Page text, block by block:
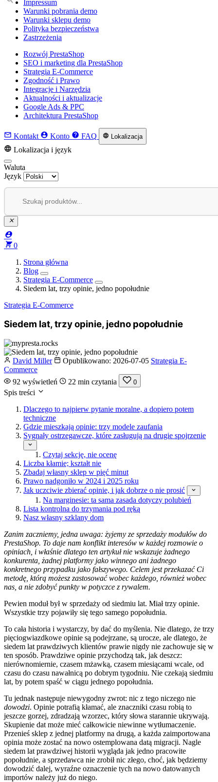
Impressum
Warunki pobrania demo
Warunki sklepu demo
Polityka bezpieczeństwa
Zastrzeżenia
Rozwój PrestaShop
SEO i marketing dla PrestaShop
Strategia E-Commerce
Zgodność i Prawo
Integracje i Narzędzia
Aktualności i aktualizacje
Google Ads & PPC
Architektura PrestaShop
 Kontakt  Konto  FAQ  Lokalizacja
 Lokalizacja i język
Waluta
Język


 0
Strona główna
Blog
Strategia E-Commerce
Siedem lat, trzy opinie, jedno popołudnie
Strategia E-Commerce
Siedem lat, trzy opinie, jedno popołudnie
David Miller Opublikowano: 2026-07-05 Strategia E-
Commerce
92 wyświetleń
22 min czytania 0
Spis treści
Dlaczego to najpierw pytanie moralne, a dopiero potem
techniczne
Gdzie mieszkają opinie: trzy modele zaufania
Sygnały ostrzegawcze, które zasługują na drugie spojrzenie
Czytaj sekcję, nie ocenę
Liczba kłamie; kształt nie
Zbadaj własny sklep w pięć minut
Prawo nadgoniło w 2024 i 2025 roku
Jak uczciwie zbierać opinie, i jak dobrze o nie prosić
Na marginesie: ta sama zasada dotyczy polubień
Lista kontrolna do trzymania pod ręką
Nasz własny szklany dom
Zanim zaczniemy, jedna uwaga: żyjemy ze sprzedaży modułów do
PrestaShop. To daje nam konflikt interesów w każdej rozmowie o
opiniach, i właśnie dlatego ten artykuł nie wskazuje żadnego
konkurenta, żadnej platformy jako winnego ani żadnego
konkretnego przypadku jako fałszywego. Celem jest przekazać Ci
metodę, którą możesz zastosować wobec każdego, również wobec
nas, a nie zdobyć punkty w potyczce z rywalem.
Pewien moduł był w sprzedaży od siedmiu lat. Miał trzy opinie.
Wszystkie trzy pojawiły się tego samego popołudnia.
To cała historia i wystarczy, by dać do myślenia. Nie dlatego, że trzy
pięciogwiazdkowe opinie są podejrzane, są urocze, ale dlatego, że
siedem lat prawdziwych klientów prawie nigdy nie zachowuje się w
ten sposób. Prawdziwe opinie przychodzą tak, jak deszcz:
nierównomiernie, czasem mżawką, czasem miesiącami wcale, od
czasu do czasu nawałnicą po dobrym tygodniu. Nie czekają siedmiu
lat, by potem spaść w ciągu jednego popołudnia.
Tu jednak następuje niewygodny zwrot: nic z tego niczego nie
dowodzi. Opinie potrafią kłamać, ale znaczniki czasu robią to
jeszcze gorzej, zdradzają wzorzec, który słowa starannie ukrywają.
Skupienie dat może mieć całkowicie niewinne wytłumaczenie.
Przenieś sklep z jednej platformy na drugą, a każda zaimportowana
opinia może zostać na nowo ostemplowana datą migracji. Nagle
siedem lat prawdziwej historii wygląda jak jedno pracowite
popołudnie, a sprzedawca nie zrobił nic złego, choć, jak będziemy
dowodzić dalej, wyraźne oznaczenie tych na nowo datowanych
importów należy już do niego.